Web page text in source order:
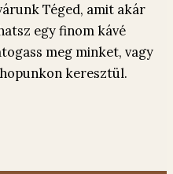
Téged, amit akár
egy finom kávé
meg minket, vagy
keresztül.